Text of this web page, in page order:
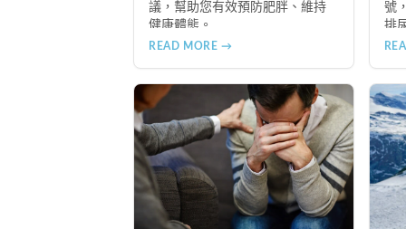
議，幫助您有效預防肥胖、維持
健康體態。
READ MORE →
號
排
常
助
儘